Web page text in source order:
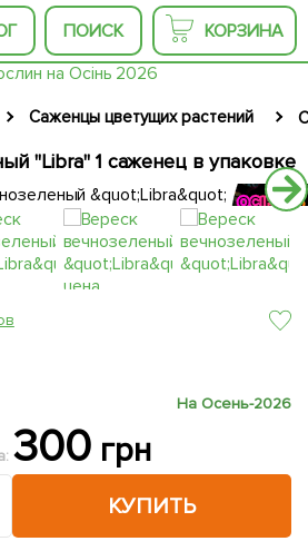
ПОИСК КОРЗИНА
Саженцы цветущих растений
"Libra" 1 саженец в упаковке
На Осень-2026
300грн
КУПИТЬ